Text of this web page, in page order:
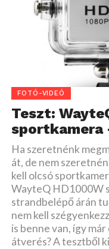
FOTÓ-VIDEÓ
Teszt:
sportkamera
Ha szeretnénk
át, de nem
kell olcsó
WayteQ HD1000W
strandbelépő árán
nem kell
is benne van, így
átverés? A tesztből